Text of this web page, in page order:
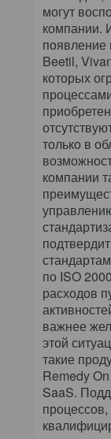
могут
компании.
Beetil,
которых
только в
компании
по ISO
расходов
важнее
этой
такие
Remedy
SaaS.